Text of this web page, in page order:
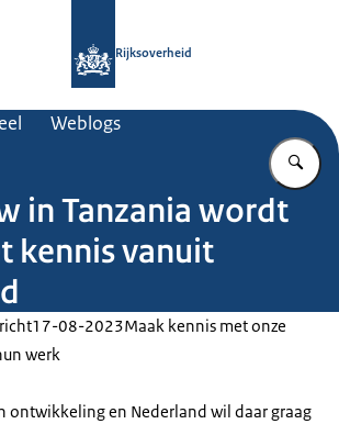
Rijksoverheid
Weblogs
in Tanzania wordt
kennis vanuit
17-08-2023Maak kennis met onze
werk
ontwikkeling en Nederland wil daar graag